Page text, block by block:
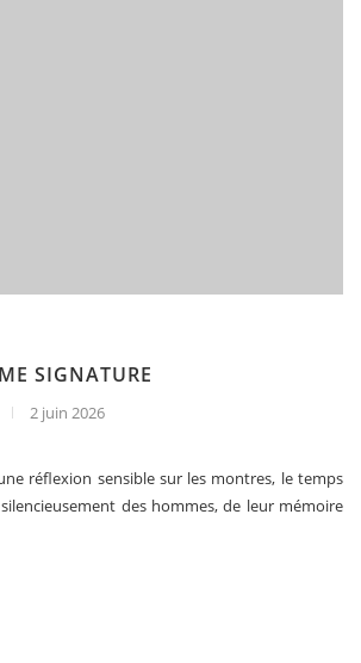
SIGNATURE
2 juin 2026
réflexion sensible sur les montres, le temps
des hommes, de leur mémoire